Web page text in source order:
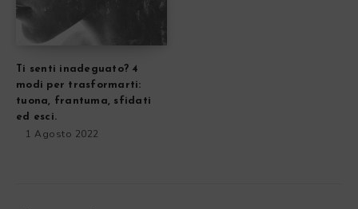
Ti senti inadeguato? 4
modi per trasformarti:
tuona, frantuma, sfidati
ed esci.
1 Agosto 2022